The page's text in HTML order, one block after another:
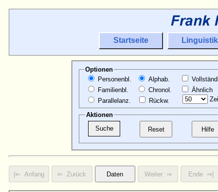
Startseite Linguistik
Optionen
Personenbl.
Familienbl.
Parallelanz.
Alphab.
Chronol.
Rückw.
Ähnlich
Aktionen